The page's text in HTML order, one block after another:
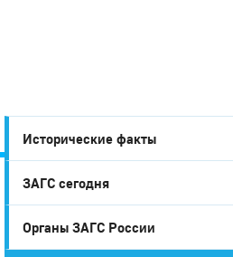
Город
Глазов
Исторические факты
ЗАГС сегодня
Органы ЗАГС России